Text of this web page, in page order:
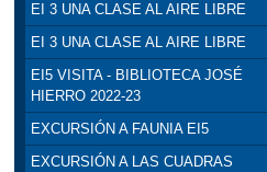
EI 3 UNA CLASE AL AIRE LIBRE
EI 3 UNA CLASE AL AIRE LIBRE
EI5 VISITA - BIBLIOTECA JOSÉ
HIERRO 2022-23
EXCURSIÓN A FAUNIA EI5
EXCURSIÓN A LAS CUADRAS